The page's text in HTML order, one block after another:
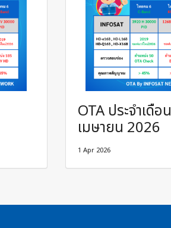
OTA ประจำเดือน
เมษายน 2026
1 Apr 2026